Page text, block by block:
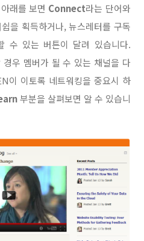
래를 보면 Connect라는 단어와
을 획득하거나, 뉴스레터를 구독
수 있는 버튼이 달려 있습니다.
우 멤버가 될 수 있는 채널을 다
이 이토록 네트워킹을 중요시 하
부분을 살펴보면 알 수 있습니